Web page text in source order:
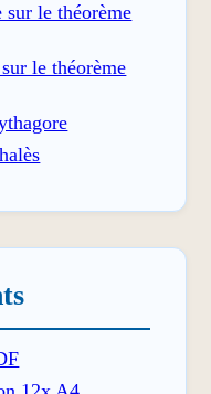
sur le théorème
le théorème